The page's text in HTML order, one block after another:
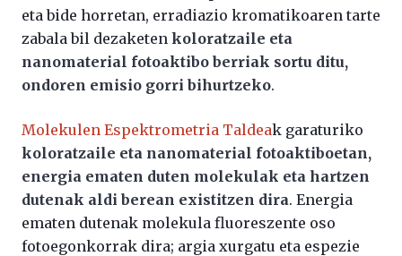
eta bide horretan, erradiazio kromatikoaren tarte
zabala bil dezaketen koloratzaile eta
nanomaterial fotoaktibo berriak sortu ditu,
ondoren emisio gorri bihurtzeko.
Molekulen Espektrometria Taldeak garaturiko
koloratzaile eta nanomaterial fotoaktiboetan,
energia ematen duten molekulak eta hartzen
dutenak aldi berean existitzen dira. Energia
ematen dutenak molekula fluoreszente oso
fotoegonkorrak dira; argia xurgatu eta espezie